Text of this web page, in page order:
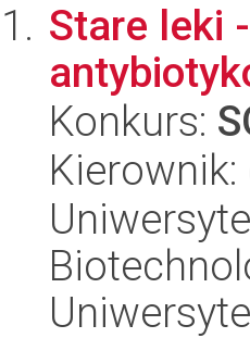
Stare leki
Konkurs: